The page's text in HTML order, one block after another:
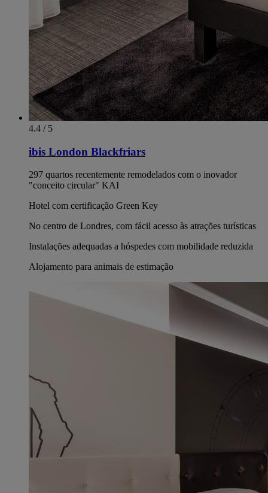
4.4 / 5
ibis London Blackfriars
297 quartos recentemente remodelados com o inovador
"conceito circular" KAI
Hotel com certificação Green Key
No centro de Londres, com fácil acesso às atrações turísticas
Instalações adequadas a hóspedes com mobilidade reduzida
Alojamento para animais de estimação